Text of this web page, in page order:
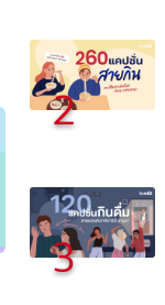
2
3